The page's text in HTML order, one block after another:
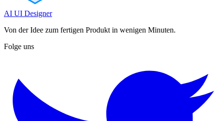
AI UI Designer
Von der Idee zum fertigen Produkt in wenigen Minuten.
Folge uns